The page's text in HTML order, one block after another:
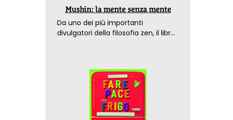
Mushin: la mente senza mente
Da uno dei più importanti
divulgatori della filosofia zen, il libro